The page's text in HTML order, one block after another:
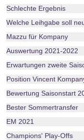
Schlechte Ergebnis
Welche Leihgabe soll
Mazzu für Kompany
Auswertung 2021-2022
Erwartungen zweite
Position Vincent
Bewertung Saisonstart
Bester Sommertransfer
EM 2021
Champions' Play-Offs